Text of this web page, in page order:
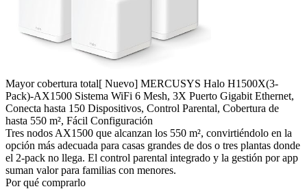
Mayor cobertura total[ Nuevo] MERCUSYS Halo H1500X(3-
Pack)-AX1500 Sistema WiFi 6 Mesh, 3X Puerto Gigabit Ethernet,
Conecta hasta 150 Dispositivos, Control Parental, Cobertura de
hasta 550 m², Fácil Configuración
Tres nodos AX1500 que alcanzan los 550 m², convirtiéndolo en la
opción más adecuada para casas grandes de dos o tres plantas donde
el 2-pack no llega. El control parental integrado y la gestión por app
suman valor para familias con menores.
Por qué comprarlo